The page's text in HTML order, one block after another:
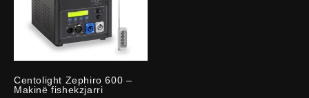
Centolight Zephiro 600 –
Makinë fishekzjarri